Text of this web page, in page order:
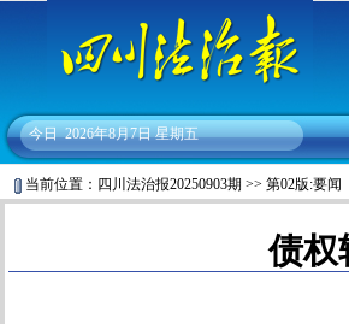
今日 2026年8月7日 星期五
当前位置： 四川法治报20250903期 >> 第02版:要闻
债权